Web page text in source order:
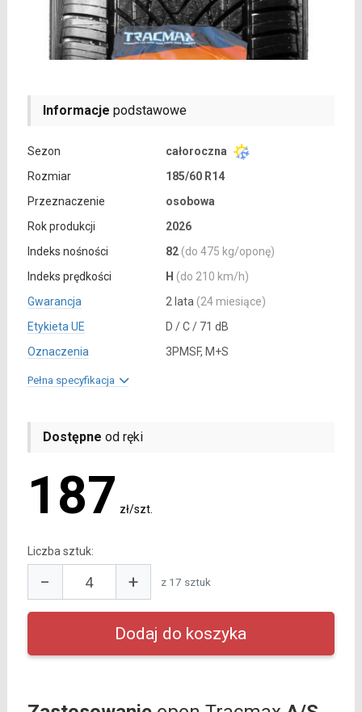
Informacje podstawowe
Sezon
całoroczna
Rozmiar
185/60 R14
Przeznaczenie
osobowa
Rok produkcji
2026
Indeks nośności
82 (do 475 kg/oponę)
Indeks prędkości
H (do 210 km/h)
Gwarancja
2 lata (24 miesiące)
Etykieta UE
D / C / 71 dB
Oznaczenia
3PMSF, M+S
Pełna specyfikacja
Dostępne od ręki
187 zł/szt.
Liczba sztuk:
− + z 17 sztuk